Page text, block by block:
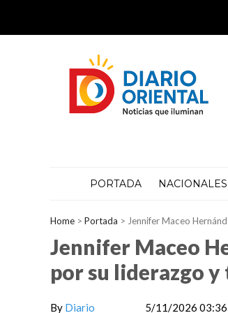
PORTADA NACIONALES
Home > Portada > Jennifer Maceo
Jennifer Maceo
por su liderazgo
By Diario 5/11/2026